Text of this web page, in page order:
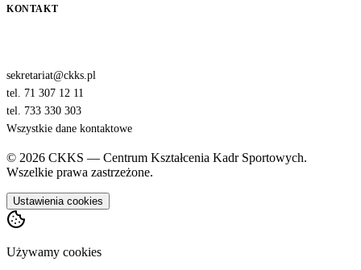
KONTAKT
sekretariat@ckks.pl
tel. 71 307 12 11
tel. 733 330 303
Wszystkie dane kontaktowe
© 2026 CKKS — Centrum Kształcenia Kadr Sportowych.
Wszelkie prawa zastrzeżone.
Ustawienia cookies
Używamy cookies